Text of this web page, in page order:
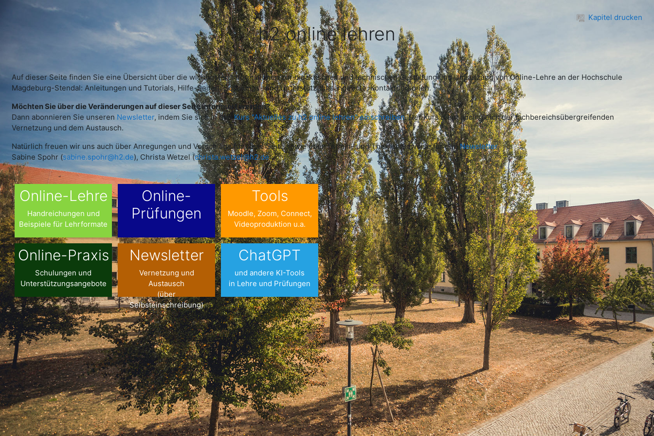
Kapitel drucken
h2 online lehren
Auf dieser Seite finden Sie eine Übersicht über die wichtigsten Informationen zur didaktischen und technischen Gestaltung und Umsetzung von Online-Lehre an der Hochschule
Magdeburg-Stendal: Anleitungen und Tutorials, Hilfe-Seiten, Schulungs- und Unterstützungsangebote, Kontaktpersonen.
Möchten Sie über die Veränderungen auf dieser Seite informiert werden?
Dann abonnieren Sie unseren Newsletter, indem Sie sich in denKurs "Aktuelles zu h2 online lehren" einschreiben. Der Kurs dient auch gleich der fachbereichsübergreifenden
Vernetzung und dem Austausch.
Natürlich freuen wir uns auch über Anregungen und Vorschläge für diese Seite sowie über Termin- und Themenhinweise für denNewsletter.
Sabine Spohr (sabine.spohr@h2.de), Christa Wetzel (christa.wetzel@h2.de).
Online-Lehre
Handreichungen und
Beispiele für Lehrformate
Online-
Prüfungen
Tools
Moodle, Zoom, Connect,
Videoproduktion u.a.
Online-Praxis
Schulungen und
Unterstützungsangebote
Newsletter
Vernetzung und
Austausch
(über
Selbsteinschreibung)
ChatGPT
und andere KI-Tools
in Lehre und Prüfungen